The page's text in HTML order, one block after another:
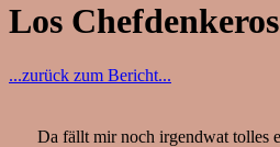
Los
...zurück zum Bericht...
Da fällt mir noch irgendwat tolles